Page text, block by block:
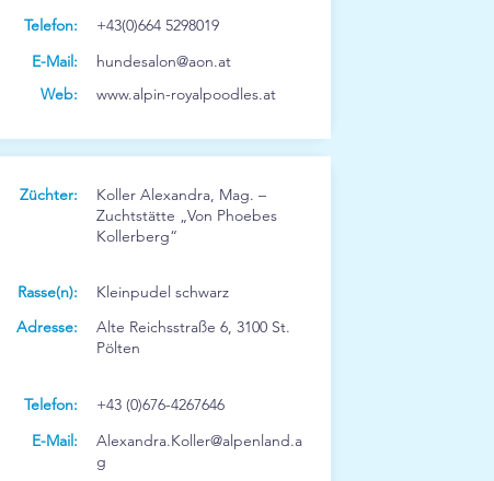
Telefon:
+43(0)664 5298019
E-Mail:
Web:
hundesalon@aon.at
www.alpin-royalpoodles.at
Züchter:
Koller Alexandra, Mag. –
Zuchtstätte „Von Phoebes
Kollerberg“
Rasse(n):
Adresse:
Kleinpudel schwarz
Alte Reichsstraße 6, 3100 St.
Pölten
Telefon:
+43 (0)676-4267646
E-Mail:
Alexandra.Koller@alpenland.a
g